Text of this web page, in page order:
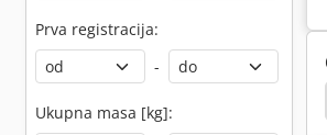
Prva registracija:
-
Ukupna masa [kg]:
Lopatu Linde H50D